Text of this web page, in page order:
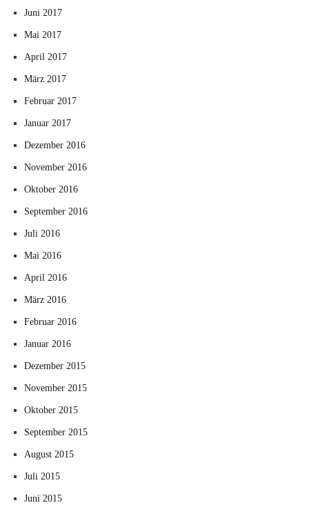
Juni 2017
Mai 2017
April 2017
März 2017
Februar 2017
Januar 2017
Dezember 2016
November 2016
Oktober 2016
September 2016
Juli 2016
Mai 2016
April 2016
März 2016
Februar 2016
Januar 2016
Dezember 2015
November 2015
Oktober 2015
September 2015
August 2015
Juli 2015
Juni 2015